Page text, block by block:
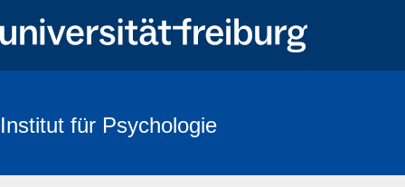
Institut für Psychologie